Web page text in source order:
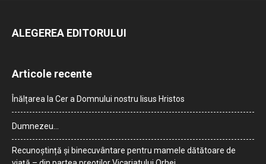
ALEGEREA EDITORULUI
Articole recente
Înălțarea la Cer a Domnului nostru Iisus Hristos
Dumnezeu…
Recunoștință și binecuvântare pentru mamele dătătoare de